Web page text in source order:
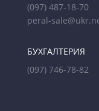
(097) 487-18-70
peral-
БУХГАЛТЕРИЯ
(097) 746-78-82